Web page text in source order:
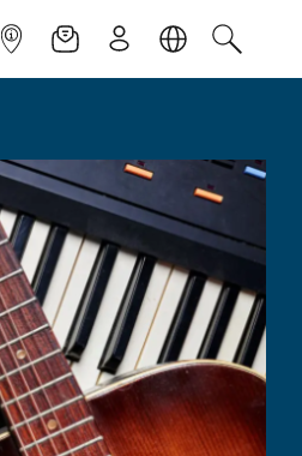
INFOPOINTNEWSLETTER
ISCRIVITILINGUACERCA